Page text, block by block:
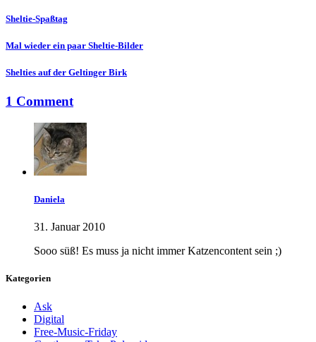
Sheltie-Spaßtag
Mal wieder ein paar Sheltie-Bilder
Shelties auf der Geltinger Birk
1 Comment
Daniela
31. Januar 2010
Sooo süß! Es muss ja nicht immer Katzencontent sein ;)
Kategorien
Ask
Digital
Free-Music-Friday